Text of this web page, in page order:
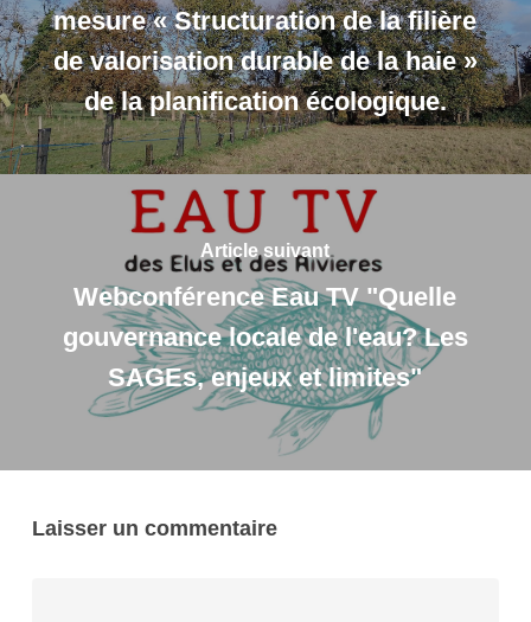
mesure « Structuration de la filière
de valorisation durable de la haie »
de la planification écologique.
Article suivant
Webconférence Eau TV "Quelle
gouvernance locale de l'eau? Les
SAGEs, enjeux et limites"
Laisser un commentaire